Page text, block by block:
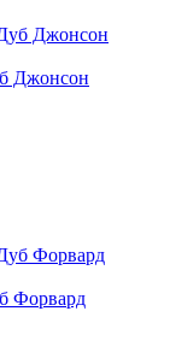
Джонсон
Форвард